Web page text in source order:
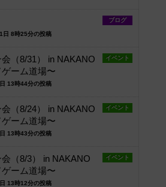
ブログ
日 8時25分の投稿
イベント
（8/31） in NAKANO
ーム道場〜
13時44分の投稿
イベント
（8/24） in NAKANO
ーム道場〜
13時43分の投稿
イベント
（8/3） in NAKANO
ーム道場〜
13時12分の投稿